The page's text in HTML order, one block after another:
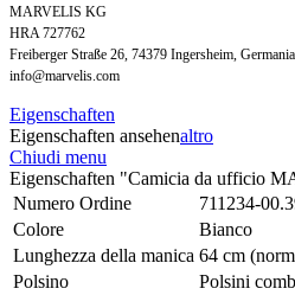
MARVELIS KG
HRA 727762
Freiberger Straße 26, 74379 Ingersheim, Germania
info@marvelis.com
Eigenschaften
Eigenschaften ansehenaltro
Chiudi menu
Eigenschaften "Camicia da ufficio
Numero Ordine
711234-
Colore
Bianco
Lunghezza della manica 64 cm
Polsino
Polsini